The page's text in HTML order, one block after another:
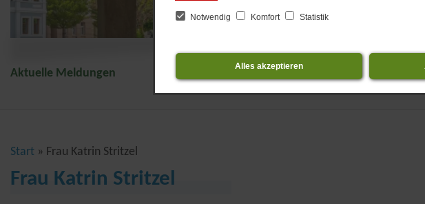
Notwendig Komfort Statistik
Alles akzeptieren
Aktuelle Meldungen
Start Frau Katrin Stritzel
Frau Katrin Stritzel